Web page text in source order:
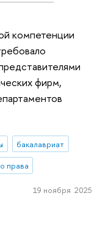
компетенции
фирм,
бакалавриат
права
19 ноября 2025